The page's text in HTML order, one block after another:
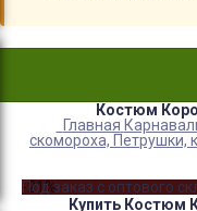
Костюм
Главная
скомороха, Петрушки,
-21%
Под заказ с оптового
Купить Костюм